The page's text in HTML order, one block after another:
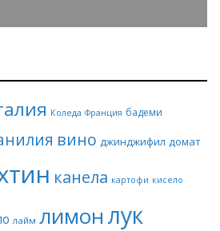
Коледа Франция бадеми
вино джинджифил домат
канела картофи кисело
лайм лимонлук